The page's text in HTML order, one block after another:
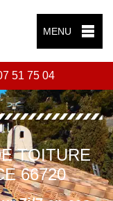
MENU
51 75 04
TOITURE
66720